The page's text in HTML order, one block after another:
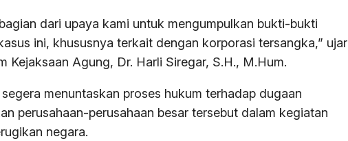
dari upaya kami untuk mengumpulkan bukti-bukti
ini, khususnya terkait dengan korporasi tersangka,” ujar
Kejaksaan Agung, Dr. Harli Siregar, S.H., M.Hum.
menuntaskan proses hukum terhadap dugaan
perusahaan-perusahaan besar tersebut dalam kegiatan
negara.